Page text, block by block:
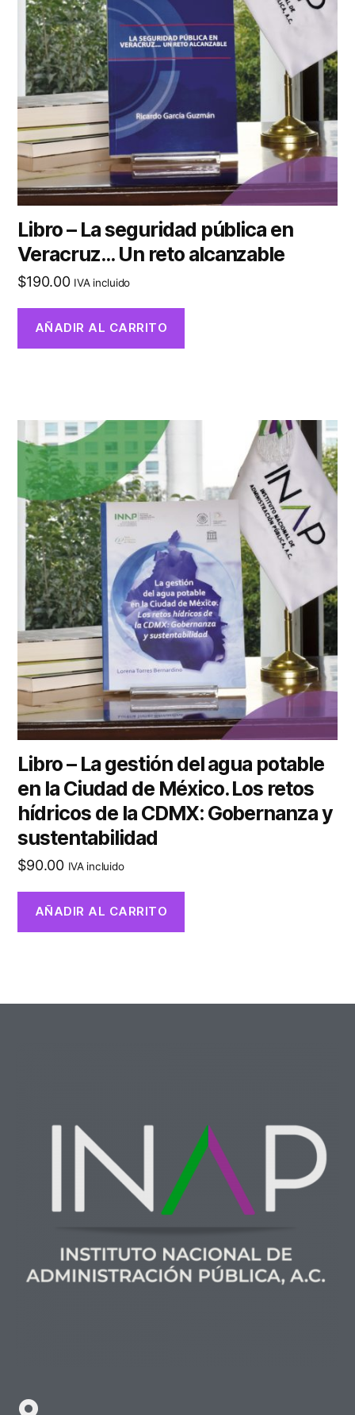
Libro – La seguridad pública en
Veracruz… Un reto alcanzable
$190.00 IVA incluido
AÑADIR AL CARRITO
Libro – La gestión del agua potable
en la Ciudad de México. Los retos
hídricos de la CDMX: Gobernanza y
sustentabilidad
$90.00 IVA incluido
AÑADIR AL CARRITO